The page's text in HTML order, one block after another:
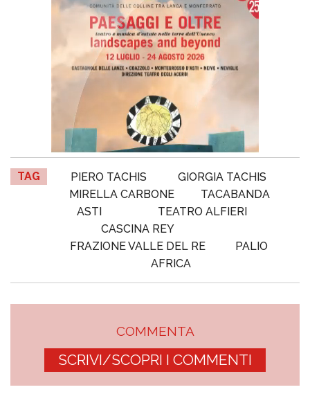
TAG PIERO TACHIS
GIORGIA TACHIS
MIRELLA CARBONE
TACABANDA
ASTI
TEATRO ALFIERI
CASCINA REY
FRAZIONE VALLE DEL RE
PALIO
AFRICA
COMMENTA
SCRIVI/SCOPRI I COMMENTI